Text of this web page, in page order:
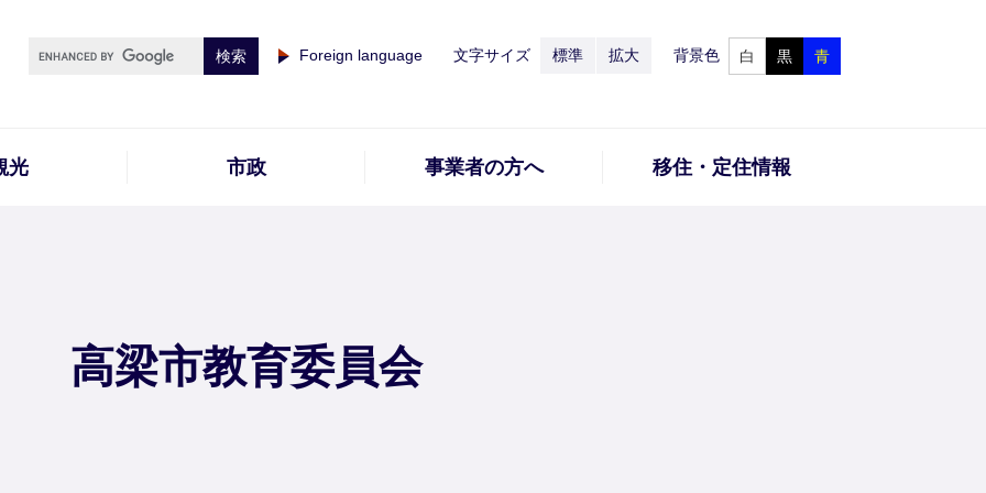
Foreign language 文字サイズ 標準 拡大 背景色 白 黒 青
光 市政 事業者の方へ 移住・定住情報
高梁市教育委員会